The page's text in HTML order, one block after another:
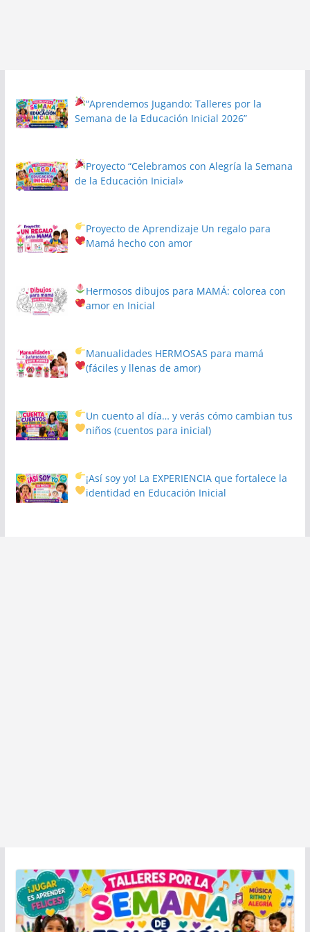
“Aprendemos Jugando: Talleres por la
Semana de la Educación Inicial 2026”
Proyecto“Celebramos con Alegría la Semana
de la Educación Inicial»
Proyecto de Aprendizaje Un regalo para
Mamá hecho con amor
Hermosos dibujos para MAMÁ: colorea con
amor en Inicial
Manualidades HERMOSAS para mamá
(fáciles y llenas de amor)
Un cuento al día… y verás cómo cambian tus
niños(cuentos para inicial)
¡Así soy yo! La EXPERIENCIA que fortalece la
identidad en Educación Inicial